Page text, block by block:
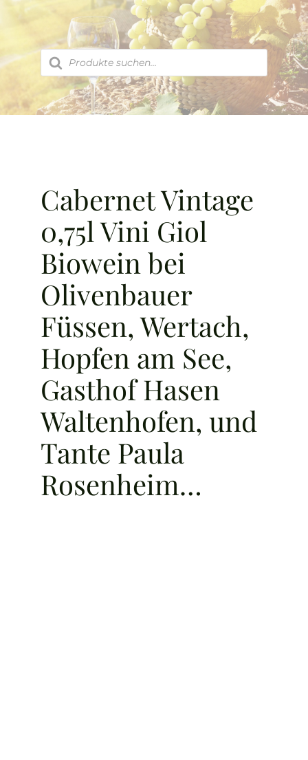
Zum
Inhalt
Products
search
Cabernet Vintage
0,75l Vini Giol
Biowein bei
Olivenbauer
Füssen, Wertach,
Hopfen am See,
Gasthof Hasen
Waltenhofen, und
Tante Paula
Rosenheim…